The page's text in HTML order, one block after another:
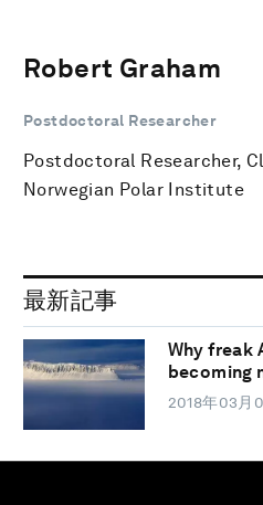
Robert Graham
Postdoctoral Researcher
Postdoctoral Researcher,
Norwegian Polar Institute
最新記事
Why freak
becoming
2018年03月